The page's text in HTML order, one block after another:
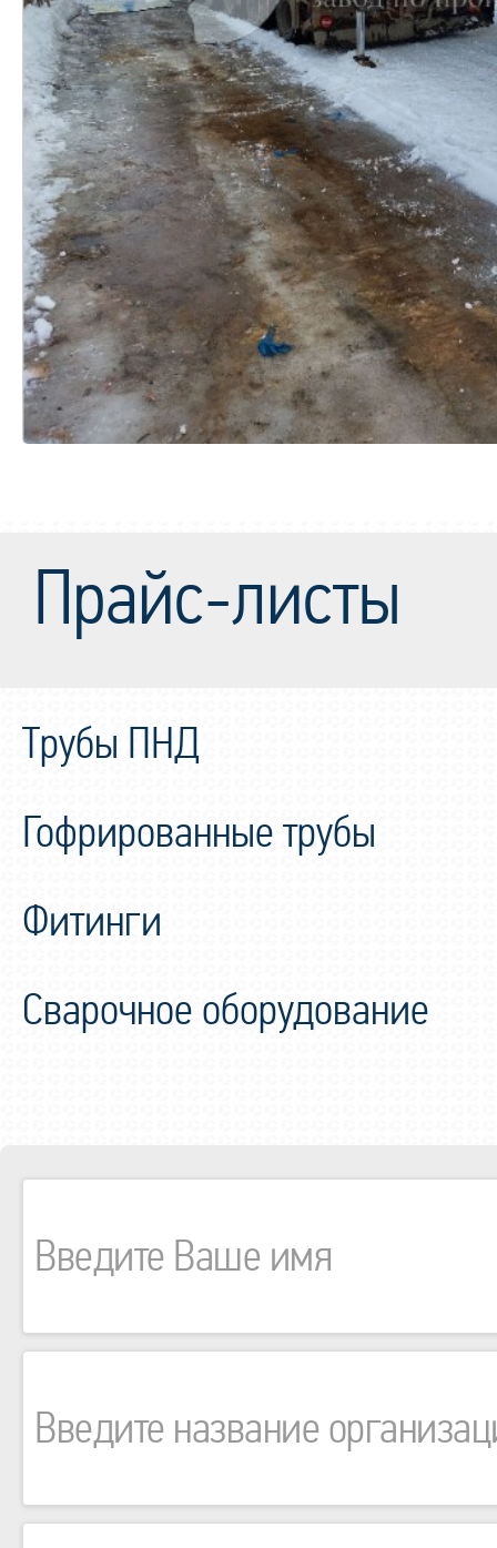
Прайс-листы
Трубы ПНД
Гофрированные трубы
Фитинги
Сварочное оборудование